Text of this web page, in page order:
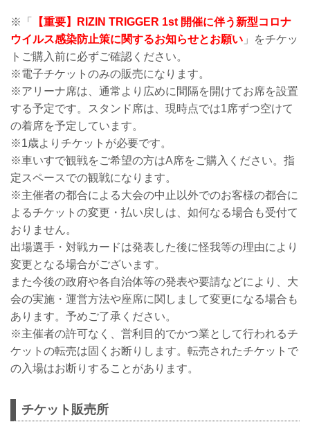
※「
【重要】RIZIN TRIGGER 1st 開催に伴う新型コロナ
ウイルス感染防止策に関するお知らせとお願い 」をチケッ
トご購入前に必ずご確認ください。
※電子チケットのみの販売になります。
※アリーナ席は、通常より広めに間隔を開けてお席を設置
する予定です。スタンド席は、現時点では1席ずつ空けて
の着席を予定しています。
※1歳よりチケットが必要です。
※車いすで観戦をご希望の方はA席をご購入ください。指
定スペースでの観戦になります。
※主催者の都合による大会の中止以外でのお客様の都合に
よるチケットの変更・払い戻しは、如何なる場合も受付て
おりません。
出場選手・対戦カードは発表した後に怪我等の理由により
変更となる場合がございます。
また今後の政府や各自治体等の発表や要請などにより、大
会の実施・運営方法や座席に関しまして変更になる場合も
あります。予めご了承ください。
※主催者の許可なく、営利目的でかつ業として行われるチ
ケットの転売は固くお断りします。転売されたチケットで
の入場はお断りすることがあります。
チケット販売所